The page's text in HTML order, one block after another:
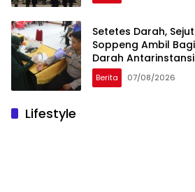
Setetes Darah,
Soppeng Ambil
Darah Antarinstansi
Berita 07/08/2026
Lifestyle